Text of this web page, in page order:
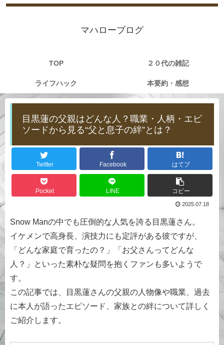
マハローブログ
TOP ２０代の雑記
ライフハック 本要約・感想
目黒蓮の父親はどんな人？職業・人柄・エピ
ソードから見る“父と息子の絆”とは？
Twitter Facebook はてブ
Pocket LINE コピー
2025.07.18
Snow Manの中でも圧倒的な人気を誇る目黒蓮さん。
イケメンで高身長、演技力にも定評がある彼ですが、
「どんな家庭で育ったの？」「お父さんってどんな
人？」といった素朴な疑問を抱くファンも多いようで
す。
この記事では、目黒蓮さんの父親の人物像や職業、過去
に本人が語ったエピソード、家族との絆について詳しく
ご紹介します。